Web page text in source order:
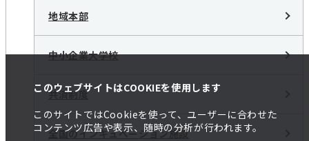
このウェブサイトはCOOKIEを使用します
このサイトではCookieを使って、ユーザーに合わせた
コンテンツ広告や表示、随時の分析が行われます。
地域本部
中小企業大学校
共済制度
全国のインキュベーション施設